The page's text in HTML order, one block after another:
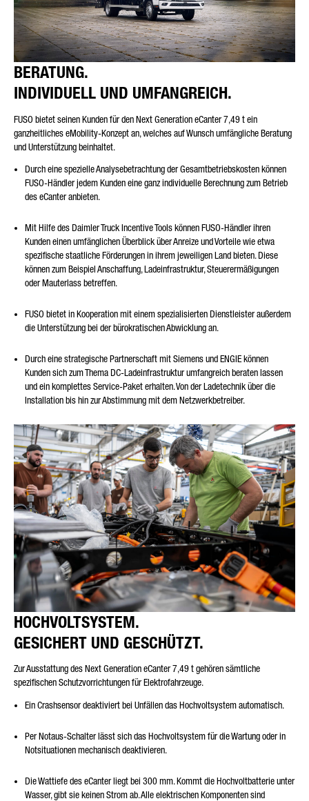
BERATUNG.
INDIVIDUELL UND UMFANGREICH.
FUSO bietet seinen Kunden für den Next Generation eCanter 7,49 t ein
ganzheitliches eMobility-Konzept an, welches auf Wunsch umfängliche Beratung
und Unterstützung beinhaltet.
Durch eine spezielle Analysebetrachtung der Gesamtbetriebskosten können
FUSO-Händler jedem Kunden eine ganz individuelle Berechnung zum Betrieb
des eCanter anbieten.
Mit Hilfe des Daimler Truck Incentive Tools können FUSO-Händler ihren
Kunden einen umfänglichen Überblick über Anreize und Vorteile wie etwa
spezifische staatliche Förderungen in ihrem jeweiligen Land bieten. Diese
können zum Beispiel Anschaffung, Ladeinfrastruktur, Steuerermäßigungen
oder Mauterlass betreffen.
FUSO bietet in Kooperation mit einem spezialisierten Dienstleister außerdem
die Unterstützung bei der bürokratischen Abwicklung an.
Durch eine strategische Partnerschaft mit Siemens und ENGIE können
Kunden sich zum Thema DC-Ladeinfrastruktur umfangreich beraten lassen
und ein komplettes Service-Paket erhalten. Von der Ladetechnik über die
Installation bis hin zur Abstimmung mit dem Netzwerkbetreiber.
HOCHVOLTSYSTEM.
GESICHERT UND GESCHÜTZT.
Zur Ausstattung des Next Generation eCanter 7,49 t gehören sämtliche
spezifischen Schutzvorrichtungen für Elektrofahrzeuge.
Ein Crashsensor deaktiviert bei Unfällen das Hochvoltsystem automatisch.
Per Notaus-Schalter lässt sich das Hochvoltsystem für die Wartung oder in
Notsituationen mechanisch deaktivieren.
Die Wattiefe des eCanter liegt bei 300 mm. Kommt die Hochvoltbatterie unter
Wasser, gibt sie keinen Strom ab. Alle elektrischen Komponenten sind